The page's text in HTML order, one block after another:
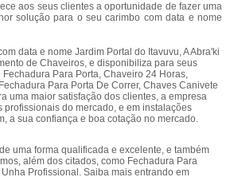
aos seus clientes a oportunidade de fazer uma
solução para o seu carimbo com data e nome
data e nome Jardim Portal do Itavuvu, A Abra'ki
de Chaveiros, e disponibiliza para seus
Para Porta, Chaveiro 24 Horas,
Para Porta De Correr, Chaves Canivete
uma maior satisfação dos clientes, a empresa
profissionais do mercado, e em instalações
a sua confiança e boa cotação no mercado.
uma forma qualificada e excelente, e também
além dos citados, como Fechadura Para
Profissional. Saiba mais entrando em